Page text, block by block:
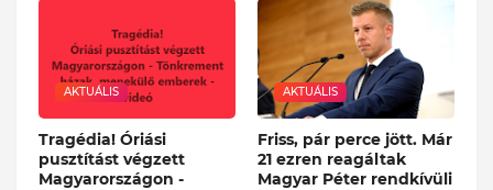
AKTUÁLIS
Tragédia! Óriási
pusztítást végzett
Magyarországon -
AKTUÁLIS
Friss, pár perce jött. Már
21 ezren reagáltak
Magyar Péter rendkívüli